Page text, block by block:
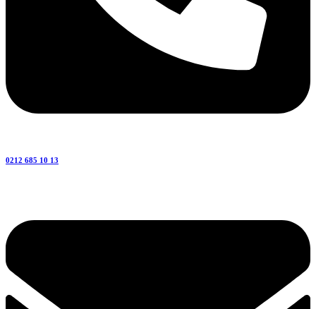
0212 685 10 13